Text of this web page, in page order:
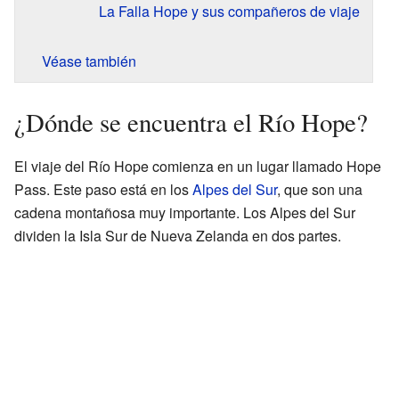
La Falla Hope y sus compañeros de viaje
Véase también
¿Dónde se encuentra el Río Hope?
El viaje del Río Hope comienza en un lugar llamado Hope
Pass. Este paso está en losAlpes del Sur, que son una
cadena montañosa muy importante. Los Alpes del Sur
dividen la Isla Sur de Nueva Zelanda en dos partes.